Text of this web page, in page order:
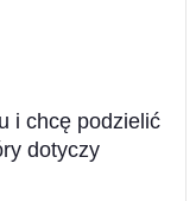
i chcę podzielić
dotyczy